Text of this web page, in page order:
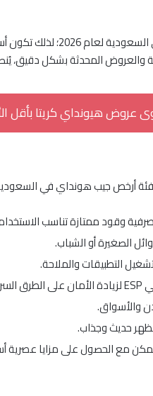
2026 عادةً ضمن فئة أقل
والعروض المحدثة بشكل دقيق،
عروض هيونداي كريتا بأقل
الصغيرة أو الشباب.
التطبيقات والملاحة.
والأسواق.
مع الحصول على مزايا عصرية